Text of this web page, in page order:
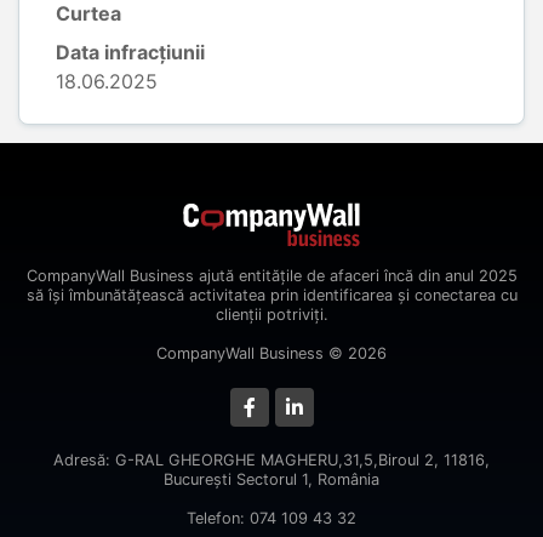
Curtea
Data infracțiunii
18.06.2025
CompanyWall Business ajută entitățile de afaceri încă din anul 2025
să își îmbunătățească activitatea prin identificarea și conectarea cu
clienții potriviți.
CompanyWall Business © 2026
Adresă: G-RAL GHEORGHE MAGHERU,31,5,Biroul 2, 11816,
Bucureşti Sectorul 1, România
Telefon: 074 109 43 32